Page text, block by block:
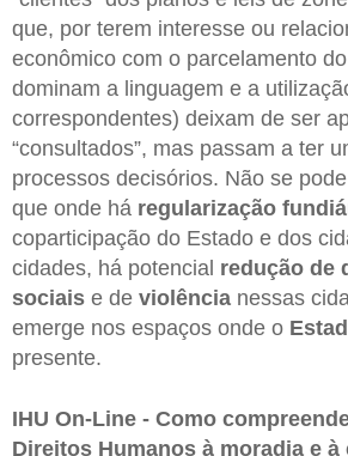
que, por terem interesse ou
econômico com o parcelamento
dominam a linguagem e a
correspondentes) deixam de ser
“consultados”, mas passam a ter
processos decisórios. Não se
que onde há regularização
coparticipação do Estado e dos
cidades, há potencial redução de
sociais e de violência nessas
emerge nos espaços onde o
presente.
IHU On-Line - Como
Direitos Humanos à moradia e à